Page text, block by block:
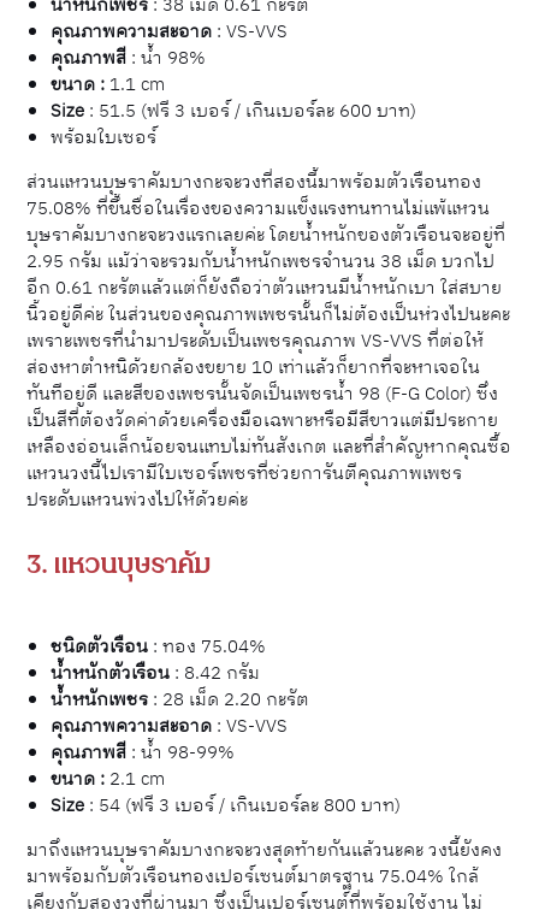
คุณภาพความสะอาด : VS-VVS
คุณภาพสี : น้ำ 98%
ขนาด : 1.1 cm
Size : 51.5 (ฟรี 3 เบอร์ / เกินเบอร์ละ 600 บาท)
พร้อมใบเซอร์
ส่วนแหวนบุษราคัมบางกะจะวงที่สองนี้มาพร้อมตัวเรือนทอง
75.08% ที่ขึ้นชื่อในเรื่องของความแข็งแรงทนทานไม่แพ้แหวน
บุษราคัมบางกะจะวงแรกเลยค่ะ โดยน้ำหนักของตัวเรือนจะอยู่ที่
2.95 กรัม แม้ว่าจะรวมกับน้ำหนักเพชรจำนวน 38 เม็ด บวกไป
อีก 0.61 กะรัตแล้วแต่ก็ยังถือว่าตัวแหวนมีน้ำหนักเบา ใส่สบาย
นิ้วอยู่ดีค่ะ ในส่วนของคุณภาพเพชรนั้นก็ไม่ต้องเป็นห่วงไปนะคะ
เพราะเพชรที่นำมาประดับเป็นเพชรคุณภาพ VS-VVS ที่ต่อให้
ส่องหาตำหนิด้วยกล้องขยาย 10 เท่าแล้วก็ยากที่จะหาเจอใน
ทันทีอยู่ดี และสีของเพชรนั้นจัดเป็นเพชรน้ำ 98 (F-G Color) ซึ่ง
เป็นสีที่ต้องวัดค่าด้วยเครื่องมือเฉพาะหรือมีสีขาวแต่มีประกาย
เหลืองอ่อนเล็กน้อยจนแทบไม่ทันสังเกต และที่สำคัญหากคุณซื้อ
แหวนวงนี้ไปเรามีใบเซอร์เพชรที่ช่วยการันตีคุณภาพเพชร
ประดับแหวนพ่วงไปให้ด้วยค่ะ
3. แหวนบุษราคัม
ชนิดตัวเรือน : ทอง 75.04%
น้ำหนักตัวเรือน : 8.42 กรัม
น้ำหนักเพชร : 28 เม็ด 2.20 กะรัต
คุณภาพความสะอาด : VS-VVS
คุณภาพสี : น้ำ 98-99%
ขนาด : 2.1 cm
Size : 54 (ฟรี 3 เบอร์ / เกินเบอร์ละ 800 บาท)
มาถึงแหวนบุษราคัมบางกะจะวงสุดท้ายกันแล้วนะคะ วงนี้ยังคง
มาพร้อมกับตัวเรือนทองเปอร์เซนต์มาตรฐาน 75.04% ใกล้
เคียงกับสองวงที่ผ่านมา ซึ่งเป็นเปอร์เซนต์ที่พร้อมใช้งาน ไม่